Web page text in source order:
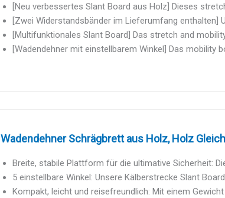
[Neu verbessertes Slant Board aus Holz] Dieses
[Zwei Widerstandsbänder im Lieferumfang enthalten]
[Multifunktionales Slant Board] Das stretch and
[Wadendehner mit einstellbarem Winkel] Das mobility
Wadendehner Schrägbrett aus Holz, Holz
Breite, stabile Plattform für die ultimative Sicherheit:
5 einstellbare Winkel: Unsere Kälberstrecke Slant
Kompakt, leicht und reisefreundlich: Mit einem